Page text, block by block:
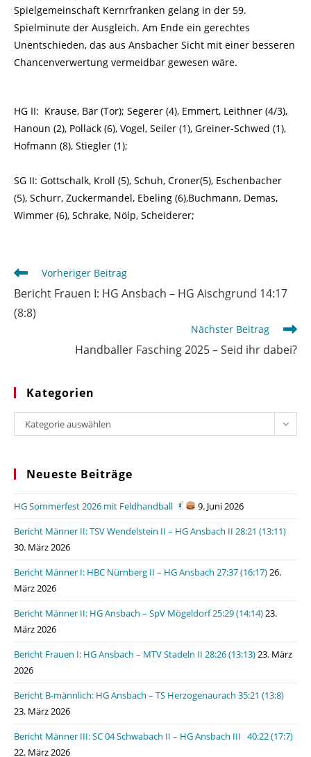
Spielgemeinschaft Kernrfranken gelang in der 59.
Spielminute der Ausgleich. Am Ende ein gerechtes
Unentschieden, das aus Ansbacher Sicht mit einer besseren
Chancenverwertung vermeidbar gewesen wäre.
HG II: Krause, Bär (Tor); Segerer (4), Emmert, Leithner (4/3),
Hanoun (2), Pollack (6), Vogel, Seiler (1), Greiner-Schwed (1),
Hofmann (8), Stiegler (1);
SG II: Gottschalk, Kroll (5), Schuh, Croner(5), Eschenbacher
(5), Schurr, Zuckermandel, Ebeling (6),Buchmann, Demas,
Wimmer (6), Schrake, Nölp, Scheiderer;
Weitere
Artikel
ansehen
Vorheriger Beitrag
Bericht Frauen I: HG Ansbach – HG Aischgrund 14:17
(8:8)
Nächster Beitrag
Handballer Fasching 2025 – Seid ihr dabei?
Kategorien
Kategorien
Kategorie auswählen
Neueste Beiträge
HG Sommerfest 2026 mit Feldhandball
9. Juni 2026
Bericht Männer II: TSV Wendelstein II – HG Ansbach II 28:21 (13:11)
30. März 2026
Bericht Männer I: HBC Nürnberg II – HG Ansbach 27:37 (16:17)26.
März 2026
Bericht Männer II: HG Ansbach – SpV Mögeldorf 25:29 (14:14)23.
März 2026
Bericht Frauen I: HG Ansbach – MTV Stadeln II 28:26 (13:13)23. März
2026
Bericht B-männlich: HG Ansbach – TS Herzogenaurach 35:21 (13:8)
23. März 2026
Bericht Männer III: SC 04 Schwabach II – HG Ansbach III 40:22 (17:7)
22. März 2026